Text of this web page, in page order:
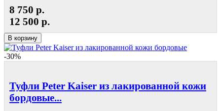
8 750 р.
12 500 р.
В корзину
-30%
Туфли Peter Kaiser из лакированной кожи
бордовые...